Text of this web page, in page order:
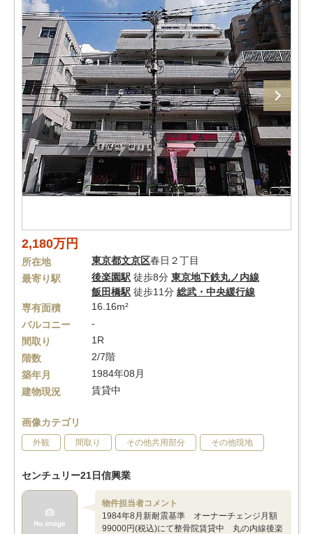
2,180万円
所在地 東京都文京区春日２丁目
最寄り駅
後楽園駅 徒歩8分 東京地下鉄丸ノ内線
飯田橋駅 徒歩11分 総武・中央緩行線
専有面積
16.16m²
バルコニー
-
間取り
1R
階数
2/7階
築年月
1984年08月
建物現況
賃貸中
画像カテゴリ
外観 間取り その他共用部分 その他現地
センチュリー21日信興業
物件担当者コメント
1984年8月新耐震基準 オーナーチェンジ月額
99000円(税込)にて整骨院賃貸中 丸の内線後楽